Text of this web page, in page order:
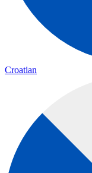
Croatian